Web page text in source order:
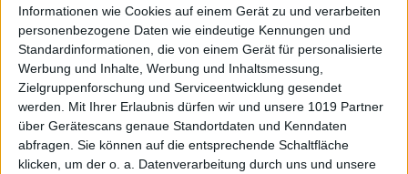
Informationen wie Cookies auf einem Gerät zu und verarbeiten
personenbezogene Daten wie eindeutige Kennungen und
Standardinformationen, die von einem Gerät für personalisierte
Werbung und Inhalte, Werbung und Inhaltsmessung,
Zielgruppenforschung und Serviceentwicklung gesendet
werden.
Mit Ihrer Erlaubnis dürfen wir und unsere 1019 Partner
über Gerätescans genaue Standortdaten und Kenndaten
abfragen. Sie können auf die entsprechende Schaltfläche
klicken, um der o. a. Datenverarbeitung durch uns und unsere